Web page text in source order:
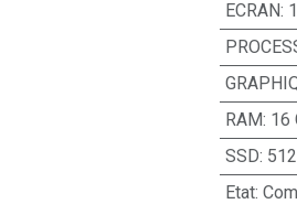
ECRAN:
RAM: 16
SSD:
Etat: